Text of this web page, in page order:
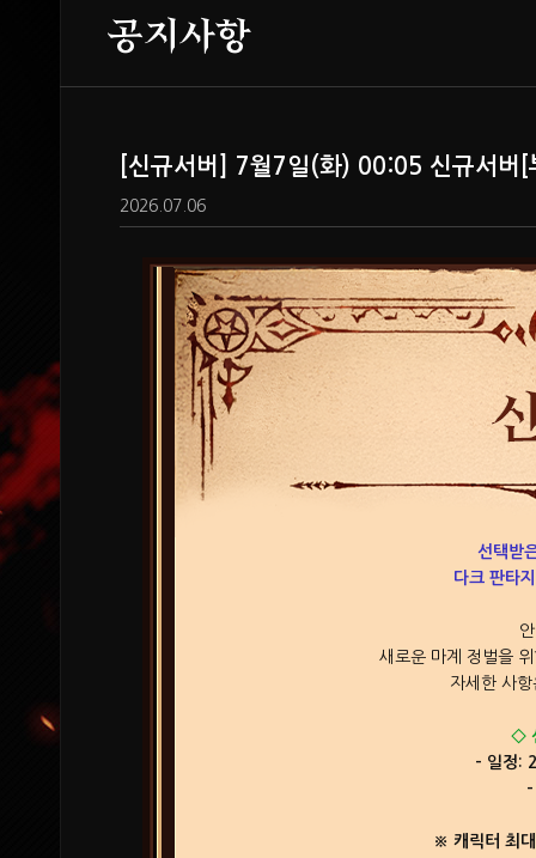
공지사항
[신규서버] 7월7일(화) 00:05 신규서버[
2026.07.06
선택받
다크 판타
새로운 마계 정벌을
자세한 사
◇
- 일정:
-
※ 캐릭터 최